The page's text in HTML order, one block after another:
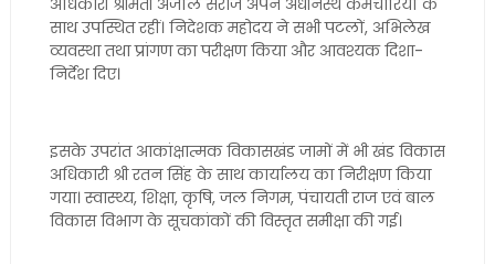
अधिकारी श्रीमती अंजलि सरोज अपने अधीनस्थ कर्मचारियों के
साथ उपस्थित रहीं। निदेशक महोदय ने सभी पटलों, अभिलेख
व्यवस्था तथा प्रांगण का परीक्षण किया और आवश्यक दिशा-
निर्देश दिए।
इसके उपरांत आकांक्षात्मक विकासखंड जामों में भी खंड विकास
अधिकारी श्री रतन सिंह के साथ कार्यालय का निरीक्षण किया
गया। स्वास्थ्य, शिक्षा, कृषि, जल निगम, पंचायती राज एवं बाल
विकास विभाग के सूचकांकों की विस्तृत समीक्षा की गई।